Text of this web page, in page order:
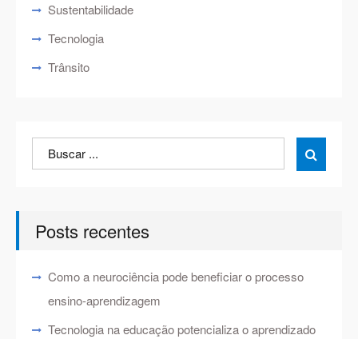
Sustentabilidade
Tecnologia
Trânsito
Search
for:

Posts recentes
Como a neurociência pode beneficiar o processo
ensino-aprendizagem
Tecnologia na educação potencializa o aprendizado